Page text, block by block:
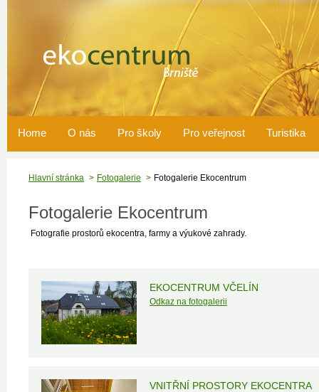
Home O nás Pro školy Pro veřejnost Turistika
Hlavní stránka Fotogalerie Fotogalerie Ekocentrum
Fotogalerie Ekocentrum
Fotografie prostorů ekocentra, farmy a výukové zahrady.
EKOCENTRUM VČELÍN
Odkaz na fotogalerii
VNITŘNÍ PROSTORY EKOCENTRA